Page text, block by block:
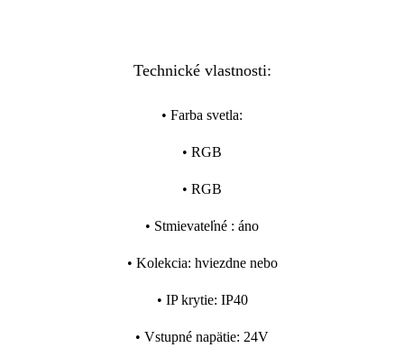
Technické vlastnosti:
• Farba svetla:
• RGB
• RGB
• Stmievateľné : áno
• Kolekcia: hviezdne nebo
• IP krytie: IP40
• Vstupné napätie: 24V